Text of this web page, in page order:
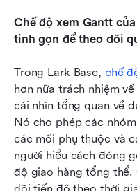
Chế độ xem Gantt
tinh gọn để theo dõi
Trong Lark Base, chế
hơn nữa trách nhiệm
cái nhìn tổng quan về
Nó cho phép các
các mối phụ thuộc và
người hiểu cách đóng
độ giao hàng tổng thể.